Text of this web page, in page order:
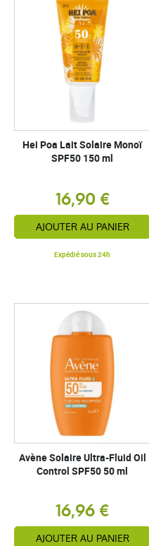
Hei Poa Lait Solaire Monoï
SPF50 150 ml
16,90 €
AJOUTER AU PANIER
Expédié sous 24h
Avène Solaire Ultra-Fluid Oil
Control SPF50 50 ml
16,96 €
AJOUTER AU PANIER